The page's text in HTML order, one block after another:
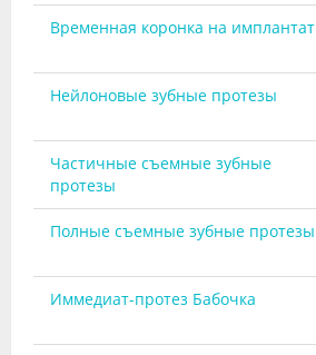
Временная коронка на имплантат
Нейлоновые зубные протезы
Частичные съемные зубные
протезы
Полные съемные зубные протезы
Иммедиат-протез Бабочка